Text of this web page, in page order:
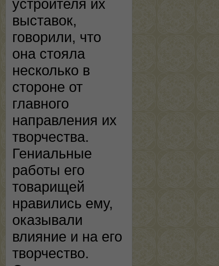
устроителя их
выставок,
говорили, что
она стояла
несколько в
стороне от
главного
направления их
творчества.
Гениальные
работы его
товарищей
нравились ему,
оказывали
влияние и на его
творчество.